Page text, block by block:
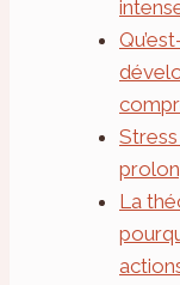
La